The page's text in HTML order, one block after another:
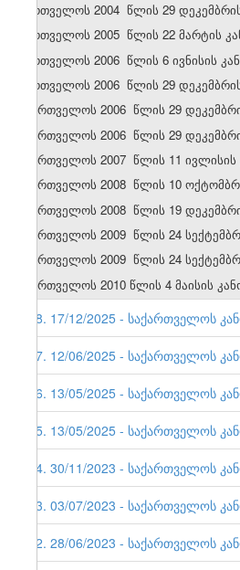
საქართველოს 2004 წლის 29
საქართველოს 2005 წლის 22 მარტის
საქართველოს 2006 წლის 6 ივნისის
საქართველოს 2006 წლის 29
საქართველოს 2006 წლის 29
საქართველოს 2006 წლის 29
საქართველოს 2007 წლის 11 ივლისის
საქართველოს 2008 წლის 10
საქართველოს 2008 წლის 19
საქართველოს 2009 წლის 24
საქართველოს 2009 წლის 24
საქართველოს 2010 წლის 4 მაისის
58. 17/12/2025 - საქართველოს
57. 12/06/2025 - საქართველოს
56. 13/05/2025 - საქართველოს
55. 13/05/2025 - საქართველოს
54. 30/11/2023 - საქართველოს
53. 03/07/2023 - საქართველოს
52. 28/06/2023 - საქართველოს